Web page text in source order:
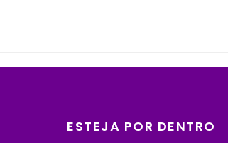
ESTEJA POR DENTRO